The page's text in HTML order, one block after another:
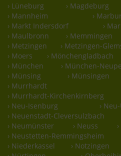
› Lüneburg
› Magdeburg
› Mannheim
›
› Markt Indersdorf
›
› Maulbronn
› Memmingen
› Metzingen
› Metzingen-
› Moers
› Mönchengladbach
› München
› München-
› Münsing
› Münsingen
› Murrhardt
› Murrhardt-Kirchenkirnberg
› Neu-Isenburg
›
› Neuenstadt-Cleversulzbach
› Neumünster
› Neuss
› Neustetten-Remmingsheim
› Niederkassel
› Notzingen